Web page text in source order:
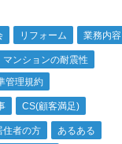
リフォーム 業務内容
マンションの耐震性
管理規約
CS(顧客満足)
住者の方 あるある